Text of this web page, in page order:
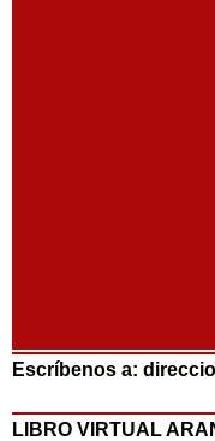
Escríbenos a:
LIBRO VIRTUAL